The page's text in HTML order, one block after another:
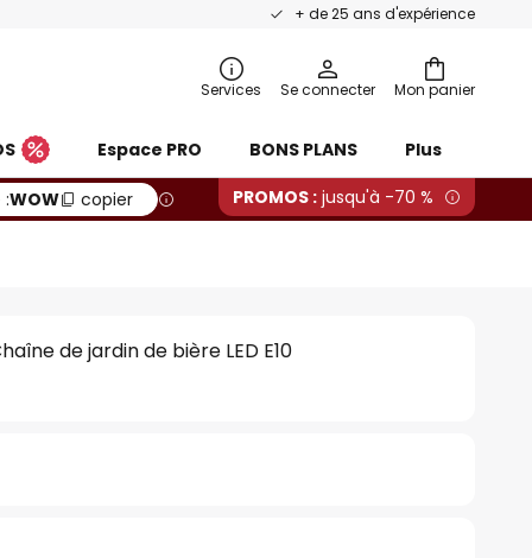
+ de 25 ans d'expérience
Mon panier
Services Se connecter
Espace PRO BONS PLANS Plus
WOW copier PROMOS : jusqu'à -70 %
de jardin de bière LED E10